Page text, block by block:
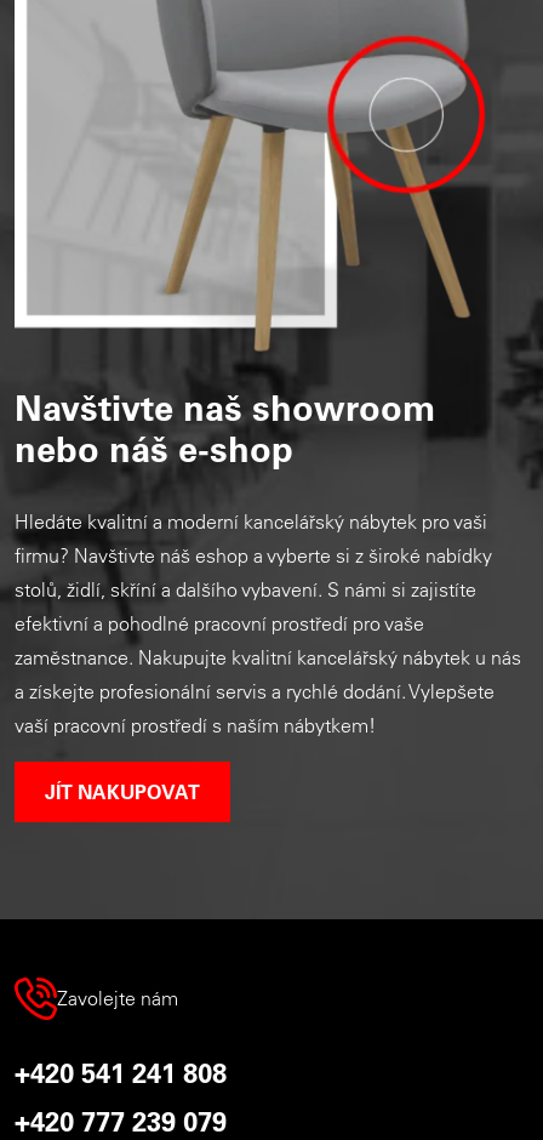
Navštivte naš showroom
nebo náš e-shop
Hledáte kvalitní a moderní kancelářský nábytek pro vaši
firmu? Navštivte náš eshop a vyberte si z široké nabídky
stolů, židlí, skříní a dalšího vybavení. S námi si zajistíte
efektivní a pohodlné pracovní prostředí pro vaše
zaměstnance. Nakupujte kvalitní kancelářský nábytek u nás
a získejte profesionální servis a rychlé dodání. Vylepšete
vaší pracovní prostředí s naším nábytkem!
JÍT NAKUPOVAT
Zavolejte nám
+420 541 241 808
+420 777 239 079